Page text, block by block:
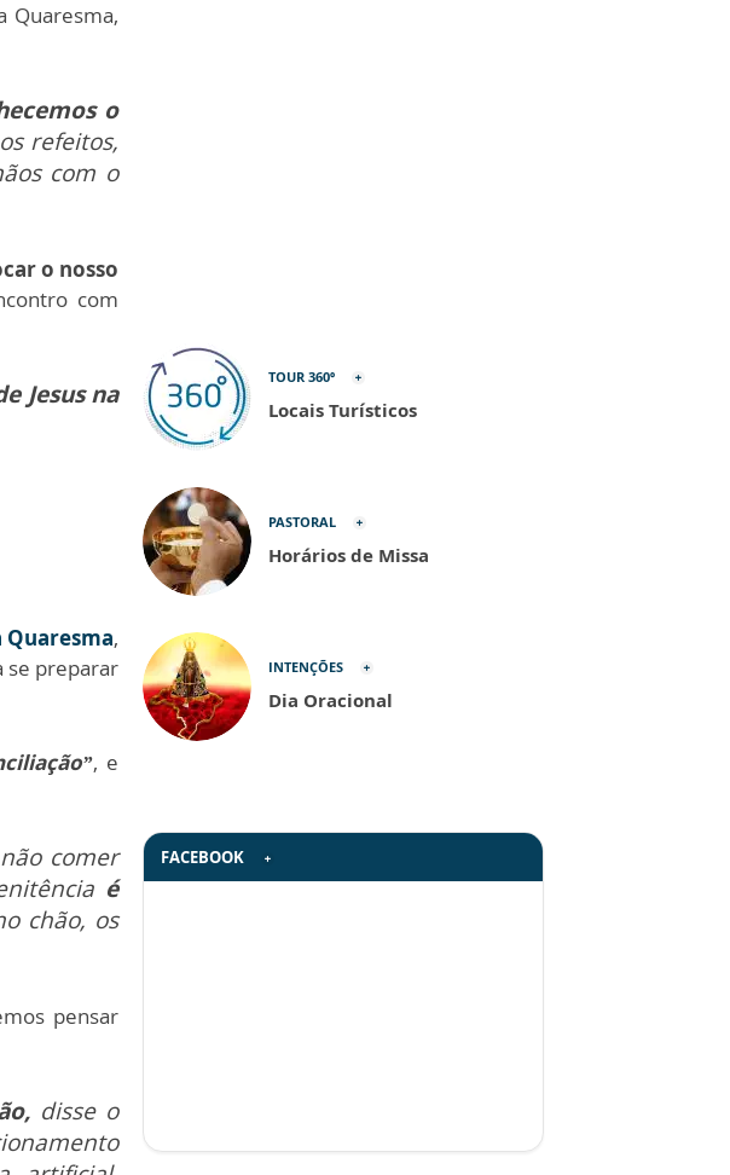
Quaresma,
o
refeitos,
com o
o nosso
com
Jesus na
,
se preparar
, e
comer
é
chão, os
pensar
disse o
TOUR 360º
Locais Turísticos
PASTORAL
Horários de Missa
INTENÇÕES
Dia Oracional
FACEBOOK